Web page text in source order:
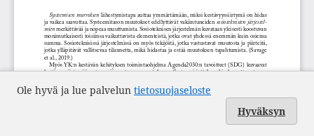
Ole hyvä ja lue palvelun tietosuojaseloste
Hyväksyn